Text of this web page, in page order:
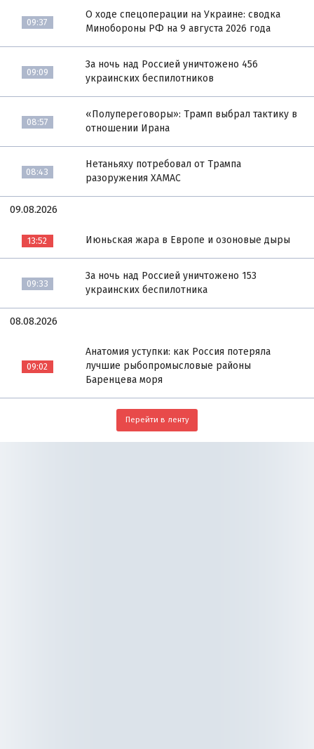
09:37
О ходе спецоперации на Украине: сводка
Минобороны РФ на 9 августа 2026 года
09:09
За ночь над Россией уничтожено 456
украинских беспилотников
08:57
«Полупереговоры»: Трамп выбрал тактику в
отношении Ирана
08:43
Нетаньяху потребовал от Трампа
разоружения ХАМАС
09.08.2026
13:52 Июньская жара в Европе и озоновые дыры
09:33
За ночь над Россией уничтожено 153
украинских беспилотника
08.08.2026
09:02
Анатомия уступки: как Россия потеряла
лучшие рыбопромысловые районы
Баренцева моря
Перейти в ленту